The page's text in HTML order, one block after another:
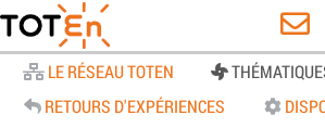
LE RÉSEAU TOTEN
RETOURS D'EXPÉRIENCES